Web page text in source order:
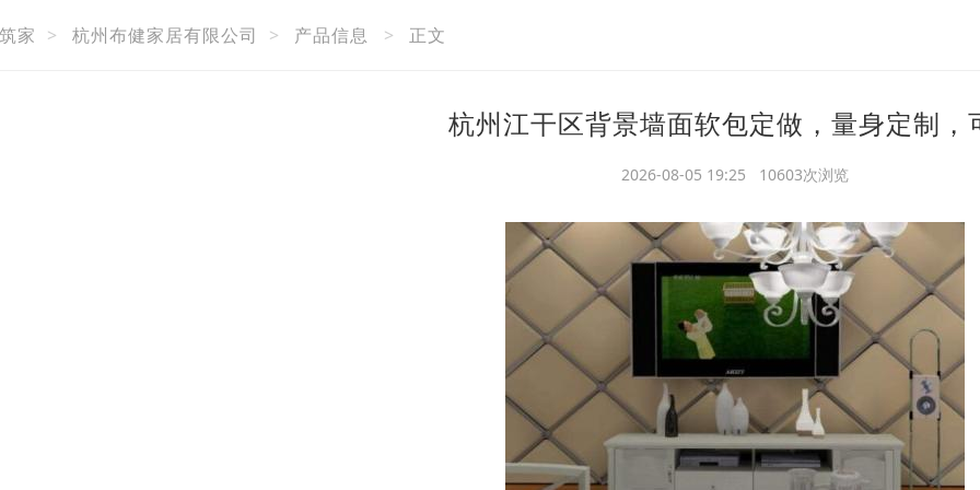
家 > 杭州布健家居有限公司 > 产品信息 > 正文
杭州江干区背景墙面软包定做，量身定制，
2026-08-05 19:25 10603次浏览